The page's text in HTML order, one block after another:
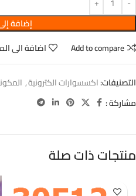
إضافة
Add to compare
اضافة الى
التصنيفات:اكسسوارات الكترونية,
مشاركة :
منتجات ذات صلة